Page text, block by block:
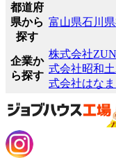
都道府
県から
探す
富山県石川県
企業か
ら探す
株式会社
式会社昭和
式会社はな